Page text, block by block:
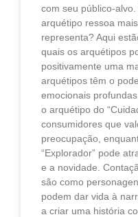
com seu público-
arquétipo ressoa
representa? Aqui
quais os arquétipos
positivamente uma
arquétipos têm o
emocionais
o arquétipo do
consumidores que
preocupação,
“Explorador” pode
e a novidade.
são como
podem dar vida à
a criar uma história